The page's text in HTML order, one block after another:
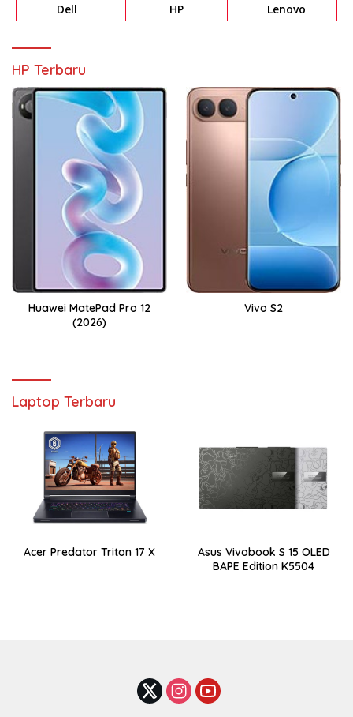
Dell HP Lenovo
HP Terbaru
Huawei MatePad Pro 12
(2026)
Vivo S2
Laptop Terbaru
Acer Predator Triton 17 X
Asus Vivobook S 15 OLED
BAPE Edition K5504